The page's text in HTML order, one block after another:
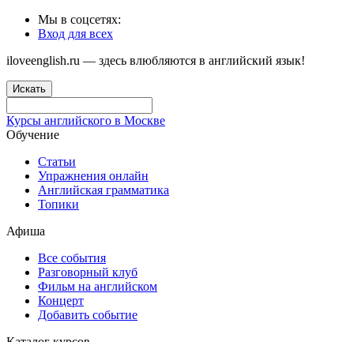
Мы в соцсетях:
Вход для всех
iloveenglish.ru — здесь влюбляются в английский язык!
Искать
Курсы английского в Москве
Обучение
Статьи
Упражнения онлайн
Английская грамматика
Топики
Афиша
Все события
Разговорный клуб
Фильм на английском
Концерт
Добавить событие